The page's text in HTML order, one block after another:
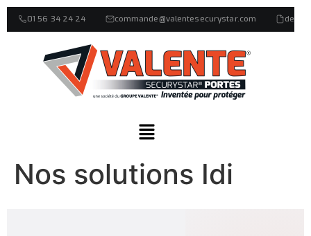
01 56 34 24 24 commande@valentesecurystar.com
Nos solutions Idi